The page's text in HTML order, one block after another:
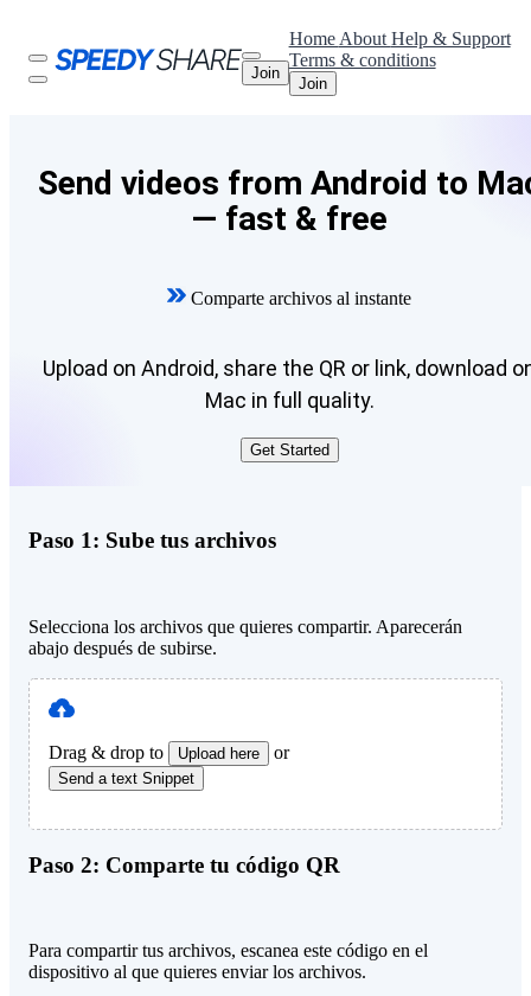
Join
Home About Help & Support
Terms & conditions
Join
Send videos from Android to
— fast & free
Comparte archivos al instante
Upload on Android, share the QR or link, download
Mac in full quality.
Get Started
Paso 1: Sube tus archivos
Selecciona los archivos que quieres compartir. Aparecerán
abajo después de subirse.
Drag & drop to Upload here or
Send a text Snippet
Paso 2: Comparte tu código QR
Para compartir tus archivos, escanea este código en el
dispositivo al que quieres enviar los archivos.